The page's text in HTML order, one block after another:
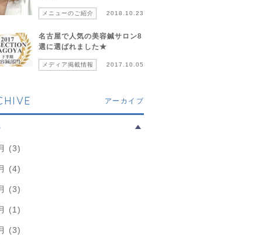
メニューのご紹介 2018.10.23
名古屋で人気の美容鍼サロン8
選に選ばれました★
メディア掲載情報 2017.10.05
アーカイブ
(3)
(4)
(3)
(1)
(3)